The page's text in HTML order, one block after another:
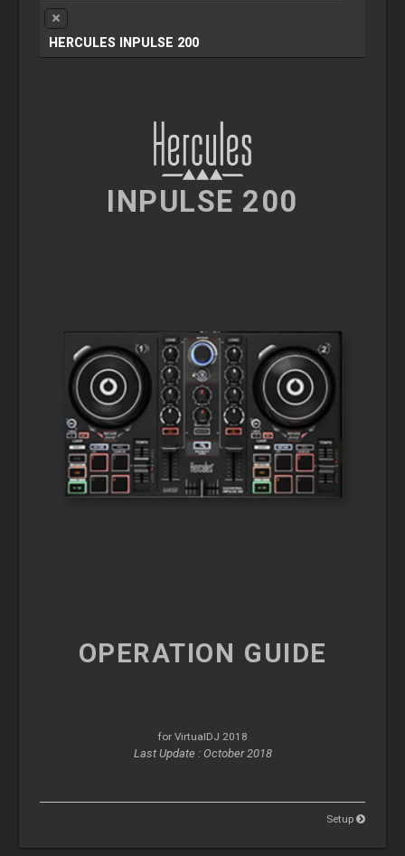
HERCULES INPULSE 200
INPULSE 200
OPERATION GUIDE
for VirtualDJ 2018
Last Update : October 2018
Setup